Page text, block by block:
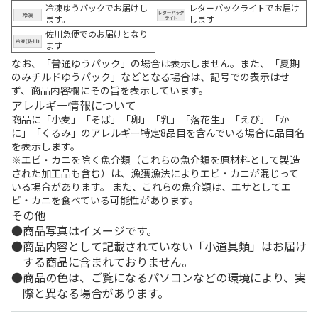
冷凍ゆうパックでお届けし
ます。
レターパックライトでお届け
します
佐川急便でのお届けとなり
ます
なお、「普通ゆうパック」の場合は表示しません。また、「夏期
のみチルドゆうパック」などとなる場合は、記号での表示はせ
ず、商品内容欄にその旨を表示しています。
アレルギー情報について
商品に「小麦」「そば」「卵」「乳」「落花生」「えび」「か
に」「くるみ」のアレルギー特定8品目を含んでいる場合に品目名
を表示します。
※エビ・カニを除く魚介類（これらの魚介類を原材料として製造
された加工品も含む）は、漁獲漁法によりエビ・カニが混じって
いる場合があります。 また、これらの魚介類は、エサとしてエ
ビ・カニを食べている可能性があります。
その他
商品写真はイメージです。
商品内容として記載されていない「小道具類」はお届け
する商品に含まれておりません。
商品の色は、ご覧になるパソコンなどの環境により、実
際と異なる場合があります。